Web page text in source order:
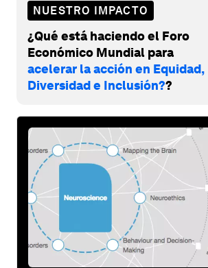
NUESTRO IMPACTO
¿Qué está haciendo el Foro
Económico Mundial para
acelerar la acción en Equidad,
Diversidad e Inclusión??